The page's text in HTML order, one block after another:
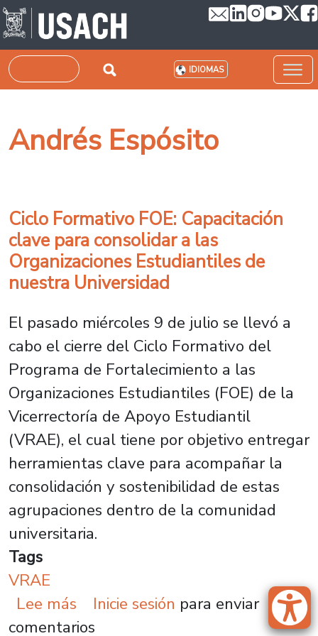
Pasar al contenido principal
Buscar IDIOMAS
Andrés Espósito
Ciclo Formativo FOE: Capacitación
clave para consolidar a las
Organizaciones Estudiantiles de
nuestra Universidad
El pasado miércoles 9 de julio se llevó a
cabo el cierre del Ciclo Formativo del
Programa de Fortalecimiento a las
Organizaciones Estudiantiles (FOE) de la
Vicerrectoría de Apoyo Estudiantil
(VRAE), el cual tiene por objetivo entregar
herramientas clave para acompañar la
consolidación y sostenibilidad de estas
agrupaciones dentro de la comunidad
universitaria.
Tags
VRAE
Lee más sobre Ciclo Formativo FOE:
Inicie sesión para enviar
comentarios